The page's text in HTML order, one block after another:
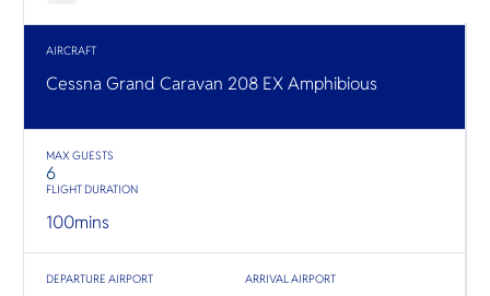
เข้าใจ “ป
OTHER
AIRCRAFT
Cessna Grand Caravan 208 EX Amphibious
MAX GUESTS
6
FLIGHT DURATION
100mins
DEPARTURE AIRPORT ARRIVAL AIRPORT